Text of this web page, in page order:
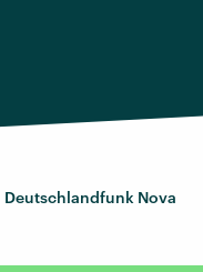
Deutschlandfunk Nova